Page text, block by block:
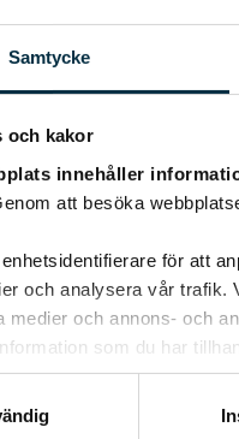
Samtycke
och kakor
innehåller
att besöka
för att
och analysera vår trafik.
medier och annons- och
som du har
@Yngve Granath
Jag har lagt in en bild.
@Yngve Granath